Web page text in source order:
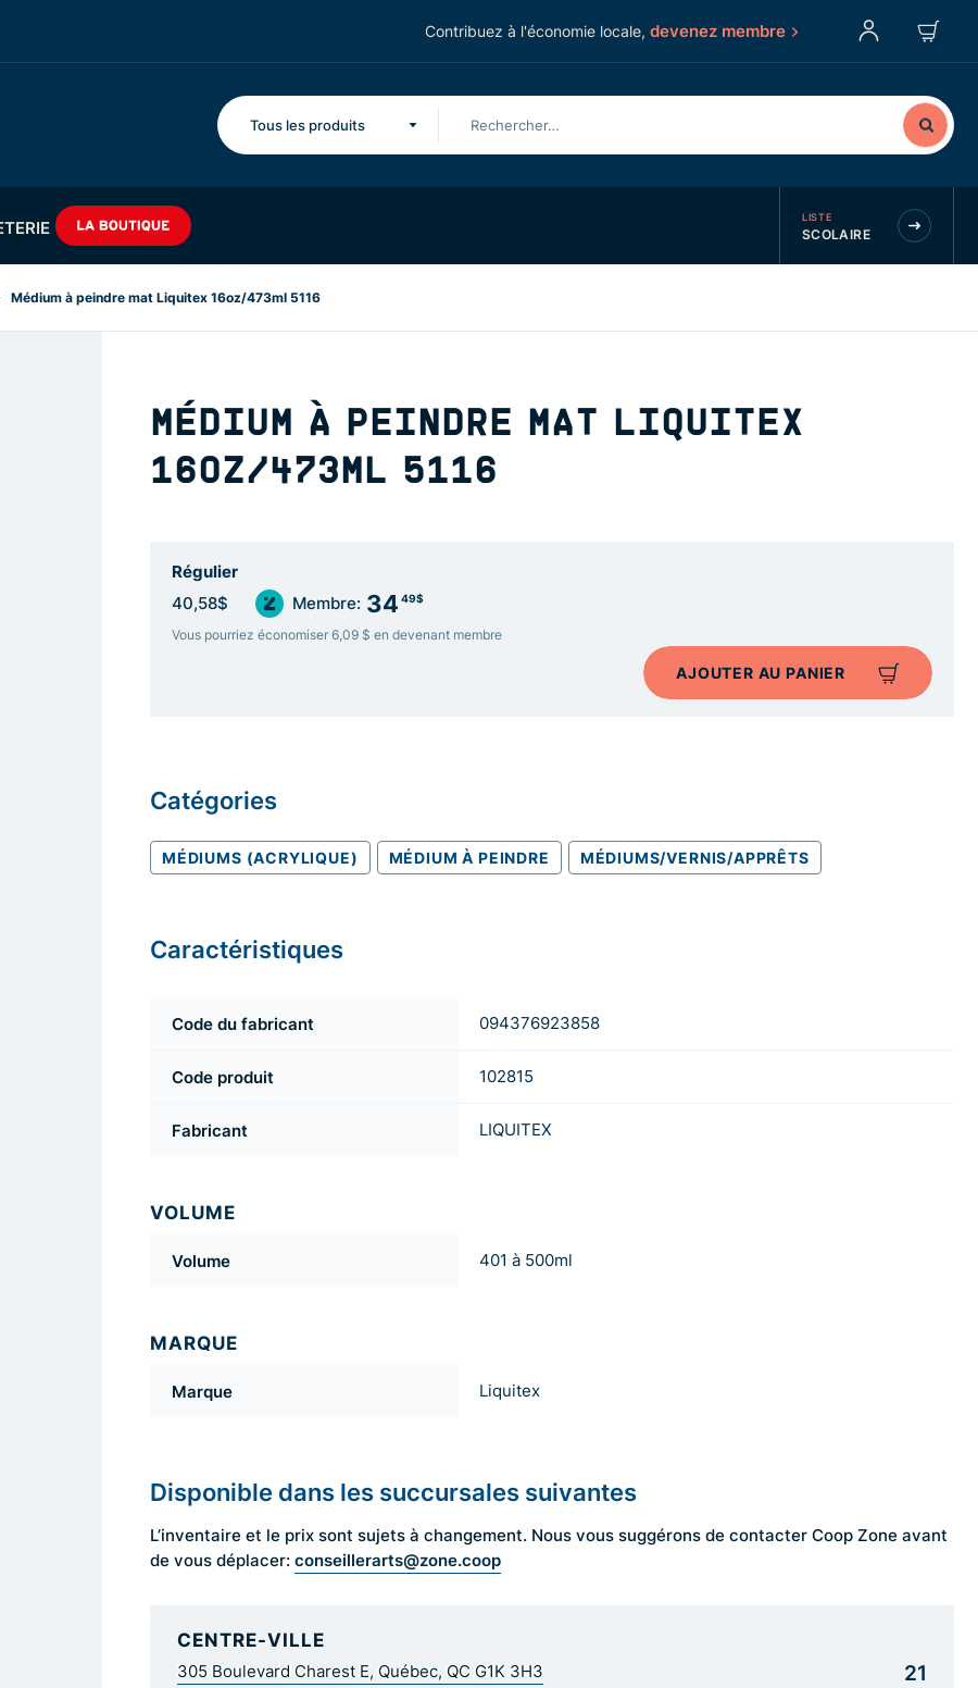
Contribuez à l'économie locale, devenez membre
Tous les produits
LISTE
SCOLAIRE
Médium à peindre mat Liquitex 16oz/473ml 5116
MÉDIUM À PEINDRE MAT LIQUITEX
16OZ/473ML 5116
Régulier
40,58$ Membre: 34 49$
Vous pourriez économiser 6,09 $ en devenant membre
AJOUTER AU PANIER
Catégories
MÉDIUMS (ACRYLIQUE) MÉDIUM À PEINDRE MÉDIUMS/VERNIS/APPRÊTS
Caractéristiques
Code du fabricant 094376923858
Code produit 102815
Fabricant LIQUITEX
VOLUME
Volume 401 à 500ml
MARQUE
Marque Liquitex
Disponible dans les succursales suivantes
L’inventaire et le prix sont sujets à changement. Nous vous suggérons de contacter Coop Zone avant
de vous déplacer: conseillerarts@zone.coop
CENTRE-VILLE
305 Boulevard Charest E, Québec, QC G1K 3H3
21